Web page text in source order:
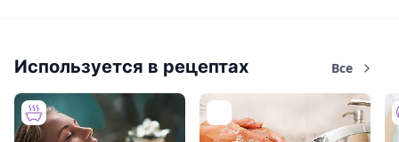
Используется в рецептах Все